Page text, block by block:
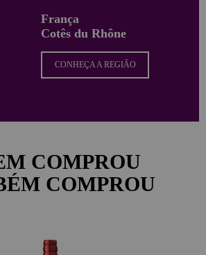
França
Cotês du Rhône
CONHEÇA A REGIÃO
COMPROU
COMPROU